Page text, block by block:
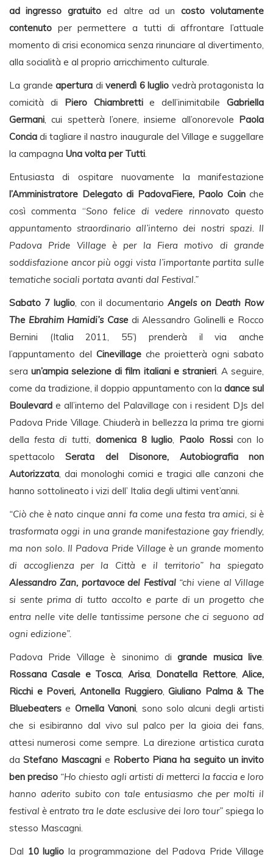
ad ingresso gratuitoed altre ad un costo volutamente
contenuto per permettere a tutti di affrontare l’attuale
momento di crisi economica senza rinunciare al divertimento,
alla socialità e al proprio arricchimento culturale.
La grandeapertura divenerdì 6 luglio vedrà protagonista la
comicità di Piero Chiambrettie dell’inimitabileGabriella
Germani, cui spetterà l’onere, insieme all’onorevole Paola
Concia di tagliare il nastro inaugurale del Village e suggellare
la campagna Una volta per Tutti.
Entusiasta di ospitare nuovamente la manifestazione
l’Amministratore Delegato di PadovaFiere, Paolo Coinche
così commenta “Sono felice di vedere rinnovato questo
appuntamento straordinario all’interno dei nostri spazi. Il
Padova Pride Village è per la Fiera motivo di grande
soddisfazione ancor più oggi vista l’importante partita sulle
tematiche sociali portata avanti dal Festival.”
Sabato 7 luglio, con il documentario Angels on Death Row
The Ebrahim Hamidi’s Casedi Alessandro Golinelli e Rocco
Bernini (Italia 2011, 55’) prenderà il via anche
l’appuntamento del Cinevillage che proietterà ogni sabato
seraun’ampia selezione di film italiani e stranieri. A seguire,
come da tradizione, il doppio appuntamento con la dance sul
Boulevard e all’interno del Palavillage con i resident DJs del
Padova Pride Village. Chiuderà in bellezza la prima tre giorni
della festa di tutti, domenica 8 luglio, Paolo Rossicon lo
spettacoloSerata del Disonore, Autobiografia non
Autorizzata, dai monologhi comici e tragici alle canzoni che
hanno sottolineato i vizi dell’ Italia degli ultimi vent’anni.
“Ciò che è nato cinque anni fa come una festa tra amici, si è
trasformata oggi in una grande manifestazione gay friendly,
ma non solo. Il Padova Pride Village è un grande momento
di accoglienza per la Città e il territorio” ha spiegato
Alessandro Zan, portavoce del Festival“chi viene al Village
si sente prima di tutto accolto e parte di un progetto che
entra nelle vite delle tantissime persone che ci seguono ad
ogni edizione”.
Padova Pride Village è sinonimo digrande musica live.
Rossana Casale e Tosca, Arisa, Donatella Rettore,Alice,
Ricchi e Poveri, Antonella Ruggiero,Giuliano Palma & The
Bluebeaters e Ornella Vanoni, sono solo alcuni degli artisti
che si esibiranno dal vivo sul palco per la gioia dei fans,
attesi numerosi come sempre. La direzione artistica curata
da Stefano Mascagni e Roberto Piana ha seguito un invito
ben preciso “Ho chiesto agli artisti di metterci la faccia e loro
hanno aderito subito con tale entusiasmo che per molti il
festival è entrato tra le date esclusive dei loro tour”spiega lo
stesso Mascagni.
Dal 10 luglio la programmazione del Padova Pride Village